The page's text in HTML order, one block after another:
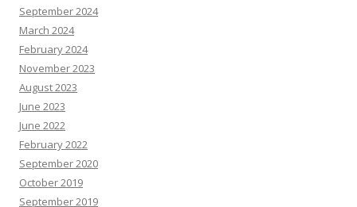
September 2024
March 2024
February 2024
November 2023
August 2023
June 2023
June 2022
February 2022
September 2020
October 2019
September 2019